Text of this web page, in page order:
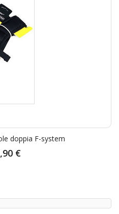
doppia F-system
€